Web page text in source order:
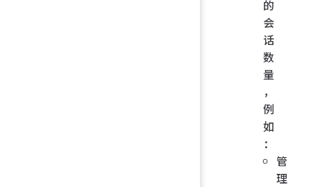
的
会
话
数
量
，
例
如
：
管
理